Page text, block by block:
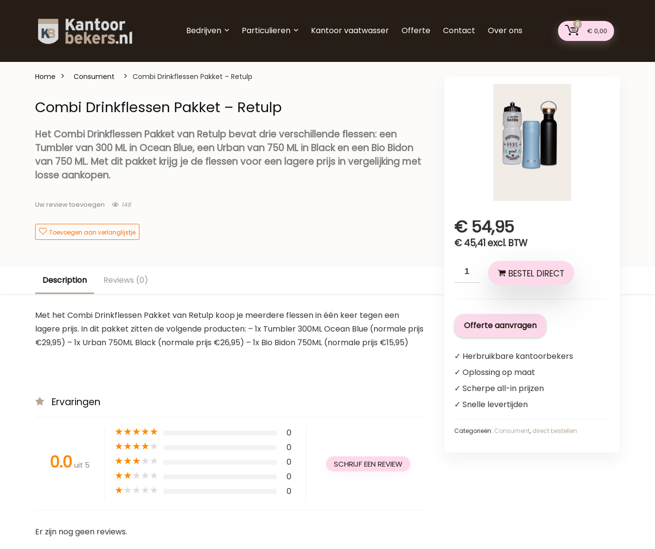
Bedrijven Particulieren Kantoor vaatwasser Offerte Contact Over ons
0
€ 0,00
Home Consument Combi Drinkflessen Pakket – Retulp
Combi Drinkflessen Pakket – Retulp
€54,95
€45,41 excl. BTW
BESTEL DIRECT
Offerte aanvragen
✓ Herbruikbare kantoorbekers
✓ Oplossing op maat
✓ Scherpe all-in prijzen
✓ Snelle levertijden
Categorieën: Consument, direct bestellen
Het Combi Drinkflessen Pakket van Retulp bevat drie verschillende flessen: een
Tumbler van 300 ML in Ocean Blue, een Urban van 750 ML in Black en een Bio Bidon
van 750 ML. Met dit pakket krijg je de flessen voor een lagere prijs in vergelijking met
losse aankopen.
Uw review toevoegen 148
Toevoegen aan verlanglijstje
Description Reviews (0)
Met het Combi Drinkflessen Pakket van Retulp koop je meerdere flessen in één keer tegen een
lagere prijs. In dit pakket zitten de volgende producten: – 1x Tumbler 300ML Ocean Blue (normale prijs
€29,95) – 1x Urban 750ML Black (normale prijs €26,95) – 1x Bio Bidon 750ML (normale prijs €15,95)
Ervaringen
0.0 uit 5
★★★★★ 0
★★★★★ 0
★★★★★ 0
★★★★★ 0
★★★★★ 0
SCHRIJF EEN REVIEW
Er zijn nog geen reviews.